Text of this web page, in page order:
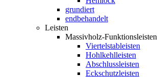
grundiert
endbehandelt
Leisten
Massivholz-Funktionsleisten
Viertelstableisten
Hohlkehlleisten
Abschlussleisten
Eckschutzleisten